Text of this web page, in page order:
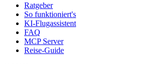
Ratgeber
So funktioniert's
KI-Flugassistent
FAQ
MCP Server
Reise-Guide